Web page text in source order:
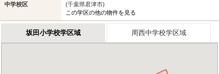
中学校区
(千葉県君津市)
この学区の他の物件を見る
坂田小学校学区域 周西中学校学区域